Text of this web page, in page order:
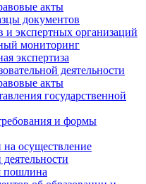
акты
документов
и экспертных организаций
мониторинг
экспертиза
деятельности
акты
государственной
и формы
на осуществление
деятельности
пошлина